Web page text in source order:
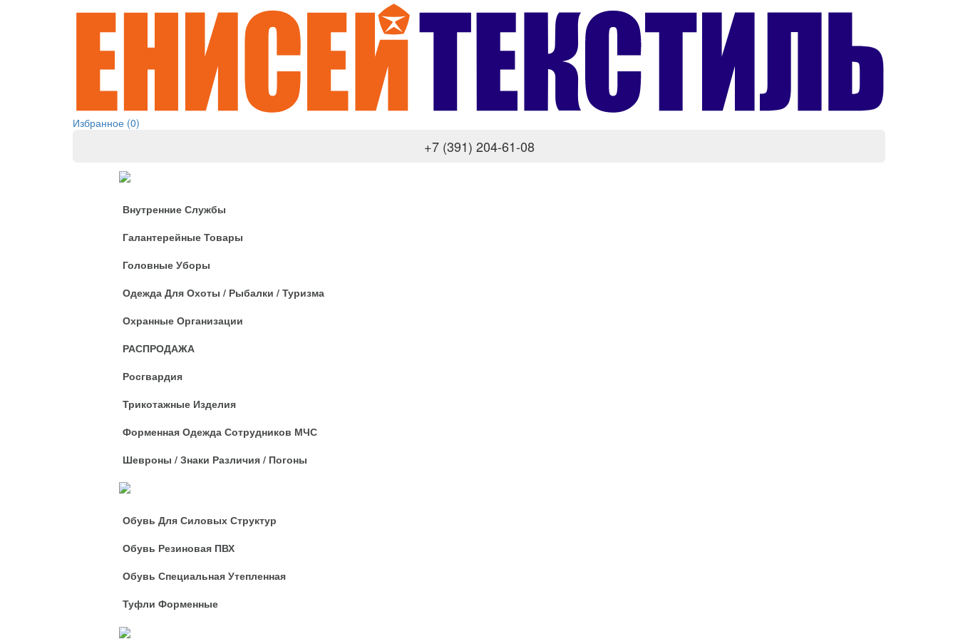
Избранное (0)
+7 (391) 204-61-08
Внутренние Службы
Галантерейные Товары
Головные Уборы
Одежда Для Охоты / Рыбалки / Туризма
Охранные Организации
РАСПРОДАЖА
Росгвардия
Трикотажные Изделия
Форменная Одежда Сотрудников МЧС
Шевроны / Знаки Различия / Погоны
Обувь Для Силовых Структур
Обувь Резиновая ПВХ
Обувь Специальная Утепленная
Туфли Форменные